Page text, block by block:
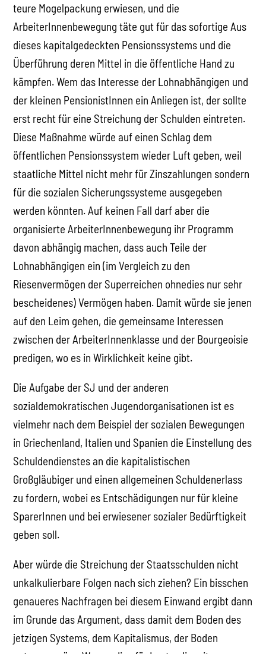
teure Mogelpackung erwiesen, und die
ArbeiterInnenbewegung täte gut für das sofortige Aus
dieses kapitalgedeckten Pensionssystems und die
Überführung deren Mittel in die öffentliche Hand zu
kämpfen. Wem das Interesse der Lohnabhängigen und
der kleinen PensionistInnen ein Anliegen ist, der sollte
erst recht für eine Streichung der Schulden eintreten.
Diese Maßnahme würde auf einen Schlag dem
öffentlichen Pensionssystem wieder Luft geben, weil
staatliche Mittel nicht mehr für Zinszahlungen sondern
für die sozialen Sicherungssysteme ausgegeben
werden könnten. Auf keinen Fall darf aber die
organisierte ArbeiterInnenbewegung ihr Programm
davon abhängig machen, dass auch Teile der
Lohnabhängigen ein (im Vergleich zu den
Riesenvermögen der Superreichen ohnedies nur sehr
bescheidenes) Vermögen haben. Damit würde sie jenen
auf den Leim gehen, die gemeinsame Interessen
zwischen der ArbeiterInnenklasse und der Bourgeoisie
predigen, wo es in Wirklichkeit keine gibt.
Die Aufgabe der SJ und der anderen
sozialdemokratischen Jugendorganisationen ist es
vielmehr nach dem Beispiel der sozialen Bewegungen
in Griechenland, Italien und Spanien die Einstellung des
Schuldendienstes an die kapitalistischen
Großgläubiger und einen allgemeinen Schuldenerlass
zu fordern, wobei es Entschädigungen nur für kleine
SparerInnen und bei erwiesener sozialer Bedürftigkeit
geben soll.
Aber würde die Streichung der Staatsschulden nicht
unkalkulierbare Folgen nach sich ziehen? Ein bisschen
genaueres Nachfragen bei diesem Einwand ergibt dann
im Grunde das Argument, dass damit dem Boden des
jetzigen Systems, dem Kapitalismus, der Boden